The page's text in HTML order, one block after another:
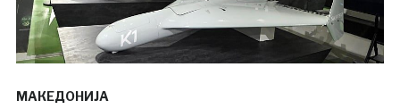
МАКЕДОНИЈА